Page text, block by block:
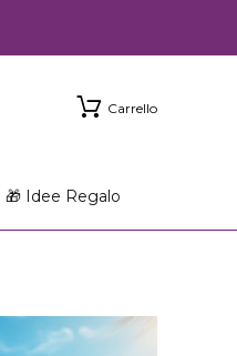
Carrello
🎁 Idee Regalo